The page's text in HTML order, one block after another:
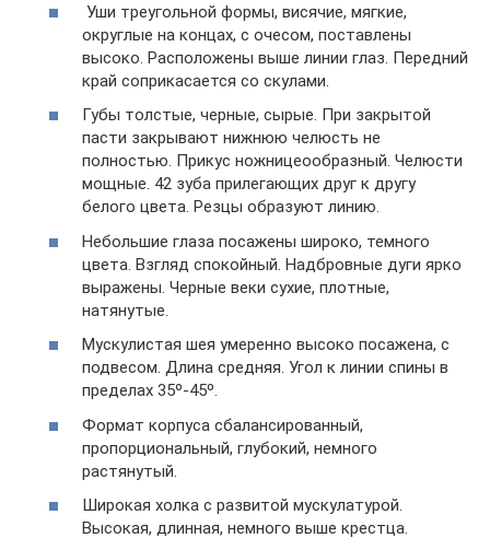
Уши треугольной формы, висячие, мягкие,
округлые на концах, с очесом, поставлены
высоко. Расположены выше линии глаз. Передний
край соприкасается со скулами.
Губы толстые, черные, сырые. При закрытой
пасти закрывают нижнюю челюсть не
полностью. Прикус ножницеообразный. Челюсти
мощные. 42 зуба прилегающих друг к другу
белого цвета. Резцы образуют линию.
Небольшие глаза посажены широко, темного
цвета. Взгляд спокойный. Надбровные дуги ярко
выражены. Черные веки сухие, плотные,
натянутые.
Мускулистая шея умеренно высоко посажена, с
подвесом. Длина средняя. Угол к линии спины в
пределах 35º-45º.
Формат корпуса сбалансированный,
пропорциональный, глубокий, немного
растянутый.
Широкая холка с развитой мускулатурой.
Высокая, длинная, немного выше крестца.